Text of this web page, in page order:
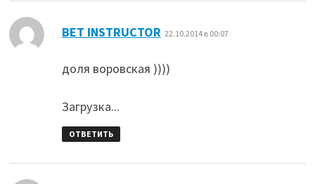
BET INSTRUCTOR 22.10.2014 в 00:07
доля воровская ))))
Загрузка...
ОТВЕТИТЬ